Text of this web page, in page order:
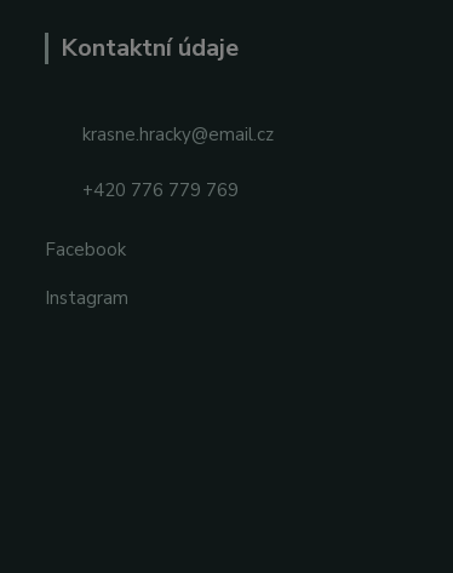
Kontaktní údaje
krasne.hracky@email.cz
+420 776 779 769
Facebook
Instagram